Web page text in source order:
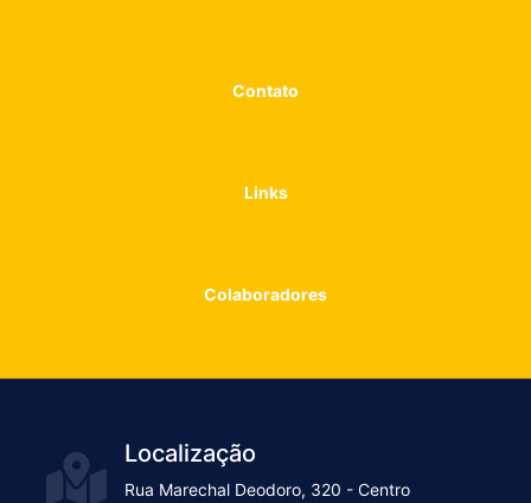
Contato
Links
Colaboradores
Localização
Rua Marechal Deodoro, 320 - Centro